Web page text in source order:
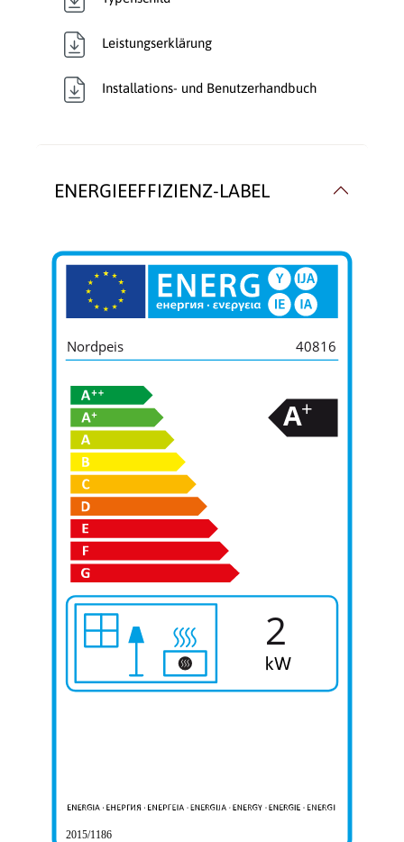
Leistungserklärung
Installations- und Benutzerhandbuch
ENERGIEEFFIZIENZ-LABEL
Nordpeis 40816
2015/1186
2
A+